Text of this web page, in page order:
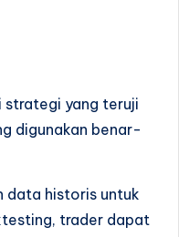
strategi yang teruji
digunakan benar-
data historis untuk
trader dapat